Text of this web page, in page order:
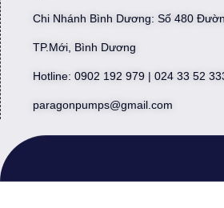
Chi Nhánh Bình Dương: Số 480
TP.Mới, Bình Dương
Hotline: 0902 192 979 | 024 33 52
paragonpumps@gmail.com